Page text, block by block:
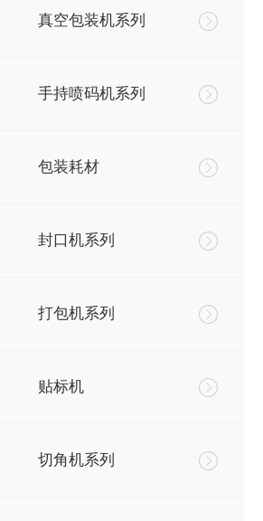
真空包装机系列
手持喷码机系列
包装耗材
封口机系列
打包机系列
贴标机
切角机系列